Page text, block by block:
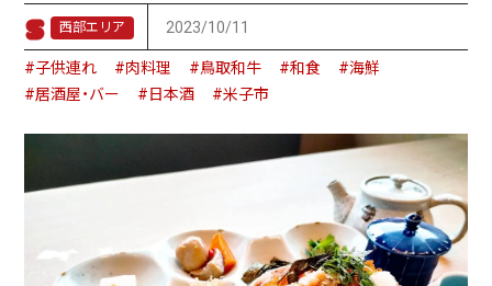
西部エリア 2023/10/11
#子供連れ #肉料理 #鳥取和牛 #和食
#海鮮
#居酒屋・バー
#日本酒 #米子市